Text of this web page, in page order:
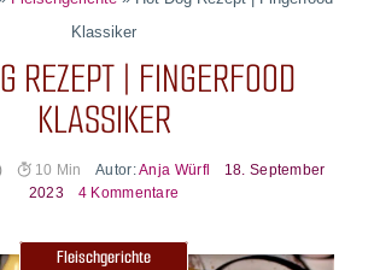
Klassiker
REZEPT | FINGERFOOD
KLASSIKER
10 Min Autor:Anja Würfl
18. September
2023
4 Kommentare
Fleischgerichte